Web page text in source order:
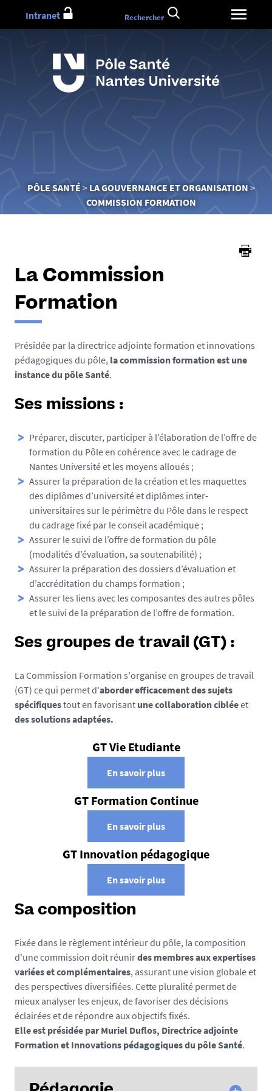
au
Vous
êtes
ici :
PÔLE SANTÉ
LA GOUVERNANCE ET ORGANISATION
COMMISSION FORMATION
Intranet Rechercher
La Commission
Formation
Présidée par la directrice adjointe formation et innovations
pédagogiques du pôle, la commission formation est une
instance du pôle Santé.
Ses missions :
Préparer, discuter, participer à l’élaboration de l’offre de
formation du Pôle en cohérence avec le cadrage de
Nantes Université et les moyens alloués ;
Assurer la préparation de la création et les maquettes
des diplômes d’université et diplômes inter-
universitaires sur le périmètre du Pôle dans le respect
du cadrage fixé par le conseil académique ;
Assurer le suivi de l’offre de formation du pôle
(modalités d’évaluation, sa soutenabilité) ;
Assurer la préparation des dossiers d’évaluation et
d’accréditation du champs formation ;
Assurer les liens avec les composantes des autres pôles
et le suivi de la préparation de l’offre de formation.
Ses groupes de travail (GT) :
La Commission Formation s'organise en groupes de travail
(GT) ce qui permet d'aborder efficacement des sujets
spécifiquestout en favorisant une collaboration cibléeet
des solutions adaptées.
GT Vie Etudiante
En savoir plus
GT Formation Continue
En savoir plus
GT Innovation pédagogique
En savoir plus
Sa composition
Fixée dans le règlement intérieur du pôle, la composition
d'une commission doit réunirdes membres aux expertises
variées et complémentaires, assurant une vision globale et
des perspectives diversifiées. Cette pluralité permet de
mieux analyser les enjeux, de favoriser des décisions
éclairées et de répondre aux objectifs fixés.
Elle est présidée par Muriel Duflos, Directrice adjointe
Formation et Innovations pédagogiques du pôle Santé.